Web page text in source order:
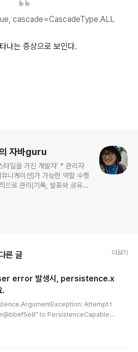
, cascade=CascadeType.ALL
나는 증상으로 보인다.
자바guru
일을 가진 개발자' * 관리자
니케이션)가 가능한 역할 수행
으로 관리(기록, 발표와 공유)
관련 파워블로거 를 목표로 블
른 글 더보기
error 발생시, persistence.x
.
Attempt t
to PersistenceCapable f